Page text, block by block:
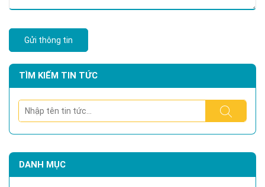
Gửi thông tin
TÌM KIẾM TIN TỨC
DANH MỤC